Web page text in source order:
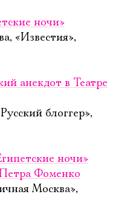
ночи»
«Известия»,
анекдот в Театре
блоггер»,
ночи»
Фоменко
Москва»,